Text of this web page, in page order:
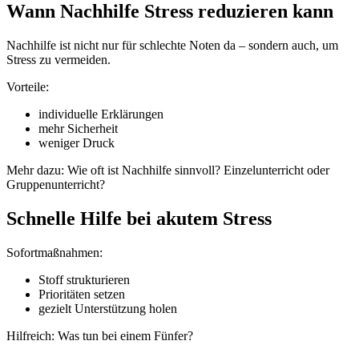
Wann Nachhilfe Stress reduzieren kann
Nachhilfe ist nicht nur für schlechte Noten da – sondern auch, um
Stress zu vermeiden.
Vorteile:
individuelle Erklärungen
mehr Sicherheit
weniger Druck
Mehr dazu: Wie oft ist Nachhilfe sinnvoll? Einzelunterricht oder
Gruppenunterricht?
Schnelle Hilfe bei akutem Stress
Sofortmaßnahmen:
Stoff strukturieren
Prioritäten setzen
gezielt Unterstützung holen
Hilfreich: Was tun bei einem Fünfer?